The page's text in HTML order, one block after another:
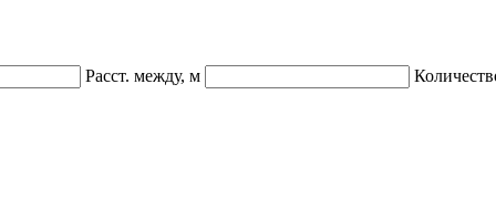
Расст. между, м